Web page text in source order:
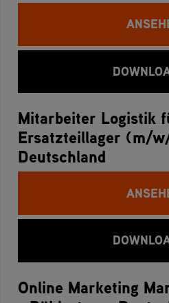
Mitarbeiter Logistik
Ersatzteillager (m/
Deutschland
Online Marketing